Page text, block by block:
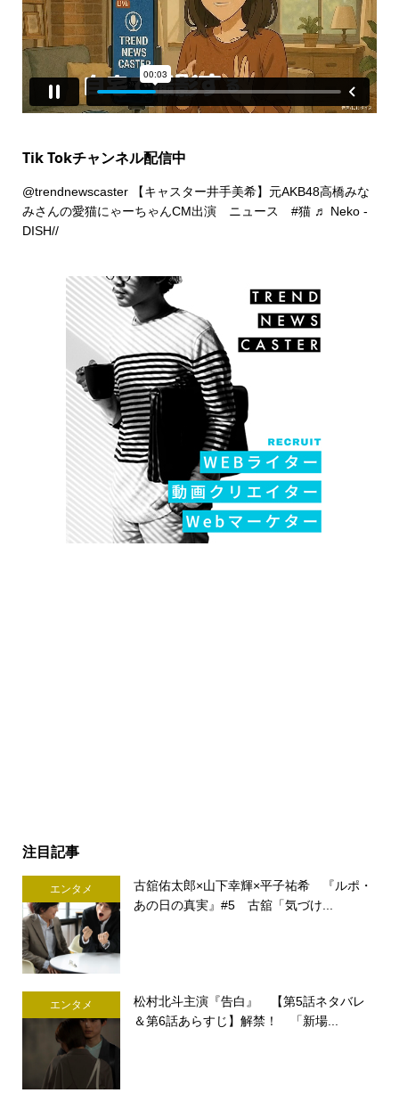
Tik Tokチャンネル配信中
@trendnewscaster【キャスター井手美希】元AKB48高橋みな
みさんの愛猫にゃーちゃんCM出演 ニュース #猫 ♬ Neko -
DISH//
注目記事
エンタメ
古舘佑太郎×山下幸輝×平子祐希 『ルポ・
あの日の真実』#5 古舘「気づけ...
エンタメ
松村北斗主演『告白』 【第5話ネタバレ
＆第6話あらすじ】解禁！ 「新場...